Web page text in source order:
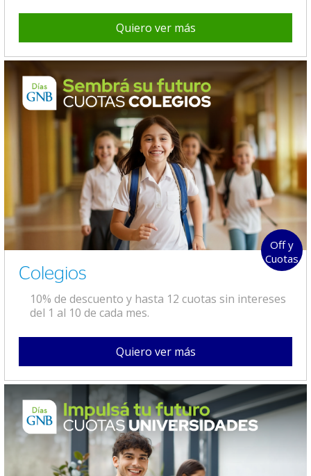
Quiero ver más
Off y
Cuotas
Colegios
10% de descuento y hasta 12 cuotas sin intereses
del 1 al 10 de cada mes.
Quiero ver más